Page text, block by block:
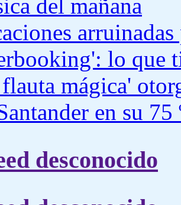
del mañana
lo que
mágica'
en su 75
desconocido